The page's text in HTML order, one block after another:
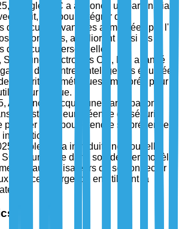
Google LLC a annoncé un partenariat
Fitbit, Inc. pour intégrer des
de sécurité avancées alimentées par l'IA
portables, améliorant ainsi les
de sécurité personnelle.
Samsung Electronics Co., Ltd. a lancé
de montres intelligentes équipées
sécurité biométriques améliorés pour
accrue.
ADT Inc. a acquis une participation
une startup européenne de sécurité
premier plan pour étendre sa présence
Apple Inc. a introduit une nouvelle
SOS d'urgence dans son dernier modèle
aux utilisateurs de se connecter
services d'urgence en utilisant la